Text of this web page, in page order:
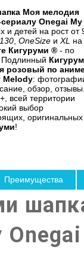
Моя мелодия
Onegai My
и детей на рост от
130 OneSize и XL на
Кигуруми ® - по
Подлинный
розовый по
Melody:
обзор, отзывы.
всей территории
выбор
оригинальных
!
Преимущества